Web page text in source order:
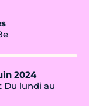
2024
Du lundi au